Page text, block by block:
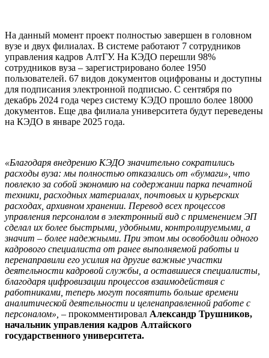
На данный момент проект полностью завершен в головном
вузе и двух филиалах. В системе работают 7 сотрудников
управления кадров АлтГУ. На КЭДО перешли 98%
сотрудников вуза – зарегистрировано более 1950
пользователей. 67 видов документов оцифрованы и доступны
для подписания электронной подписью. С сентября по
декабрь 2024 года через систему КЭДО прошло более 18000
документов. Еще два филиала университета будут переведены
на КЭДО в январе 2025 года.
«Благодаря внедрению КЭДО значительно сократились
расходы вуза: мы полностью отказались от «бумаги», что
повлекло за собой экономию на содержании парка печатной
техники, расходных материалах, почтовых и курьерских
расходах, архивном хранении. Перевод всех процессов
управления персоналом в электронный вид с применением ЭП
сделал их более быстрыми, удобными, контролируемыми, а
значит – более надежными. При этом мы освободили одного
кадрового специалиста от ранее выполняемой работы и
перенаправили его усилия на другие важные участки
деятельности кадровой службы, а оставшиеся специалисты,
благодаря цифровизации процессов взаимодействия с
работниками, теперь могут посвятить больше времени
аналитической деятельности и целенаправленной работе с
персоналом», – прокомментировал Александр Трушников,
начальник управления кадров Алтайского
государственного университета.